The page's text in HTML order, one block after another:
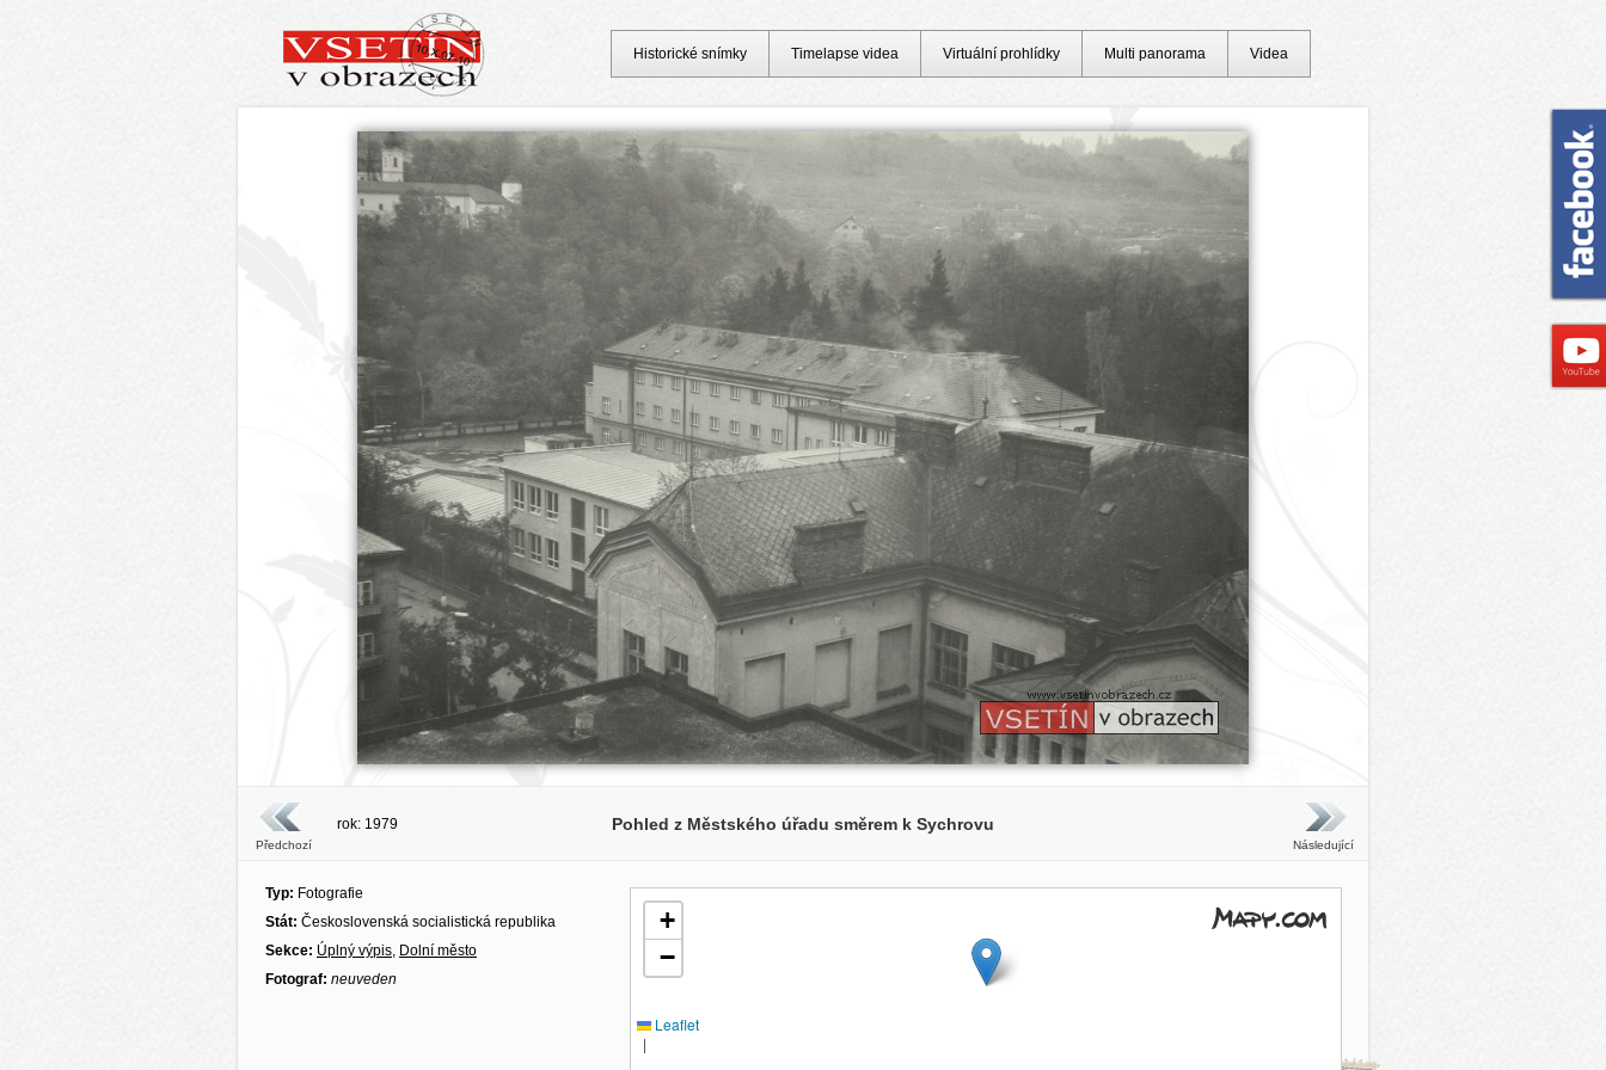
Předchozí
rok: 1979 Pohled z Městského úřadu směrem k Sychrovu
Následující
Typ: Fotografie
Stát: Československá socialistická republika
Sekce: Úplný výpis, Dolní město
Fotograf: neuveden
+
−
Leaflet
|
Historické snímky Timelapse videa Virtuální prohlídky Multi panorama Videa